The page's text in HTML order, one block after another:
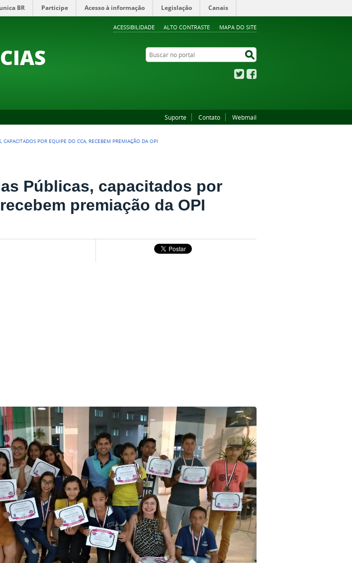
ACESSIBILIDADE ALTO CONTRASTE MAPA DO SITE
BR Participe Acesso à informação Legislação Canais
Buscar no portal
Twitter
Suporte Contato Webmail
CAPACITADOS POR EQUIPE DO CCA, RECEBEM PREMIAÇÃO DA OPI
Públicas, capacitados por
premiação da OPI